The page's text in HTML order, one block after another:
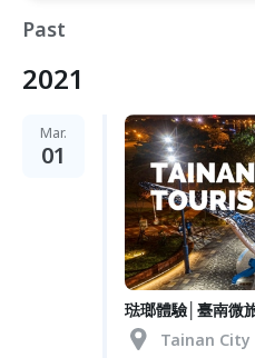
Past
2021
Mar.
01
琺瑯體驗│臺南微
Tainan City